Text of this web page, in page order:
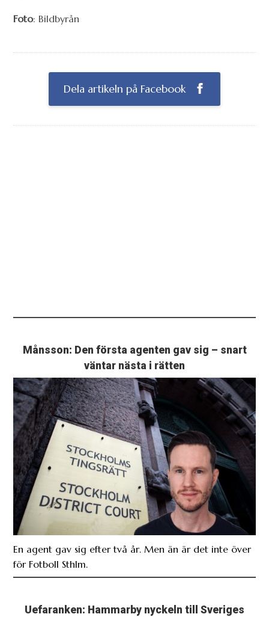
Foto: Bildbyrån
Dela artikeln på Facebook
Månsson: Den första agenten gav sig – snart
väntar nästa i rätten
En agent gav sig efter två år. Men än är det inte över
för Fotboll Sthlm.
Uefaranken: Hammarby nyckeln till Sveriges